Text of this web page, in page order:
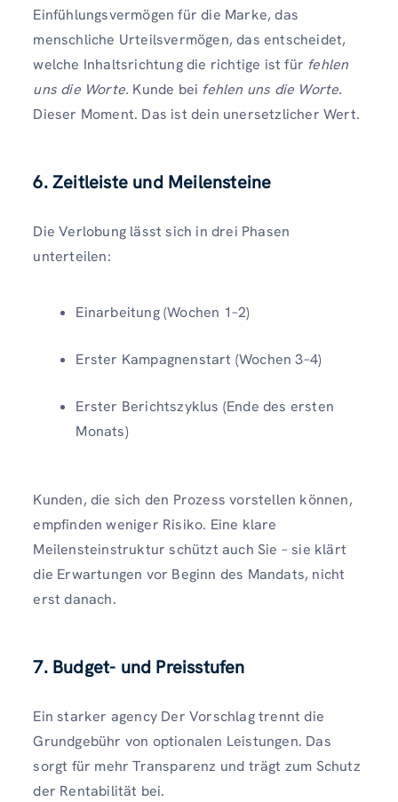
Einfühlungsvermögen für die Marke, das
menschliche Urteilsvermögen, das entscheidet,
welche Inhaltsrichtung die richtige ist für fehlen
uns die Worte. Kunde bei fehlen uns die Worte.
Dieser Moment. Das ist dein unersetzlicher Wert.
6. Zeitleiste und Meilensteine
Die Verlobung lässt sich in drei Phasen
unterteilen:
Einarbeitung (Wochen 1–2)
Erster Kampagnenstart (Wochen 3–4)
Erster Berichtszyklus (Ende des ersten
Monats)
Kunden, die sich den Prozess vorstellen können,
empfinden weniger Risiko. Eine klare
Meilensteinstruktur schützt auch Sie – sie klärt
die Erwartungen vor Beginn des Mandats, nicht
erst danach.
7. Budget- und Preisstufen
Ein starker agency Der Vorschlag trennt die
Grundgebühr von optionalen Leistungen. Das
sorgt für mehr Transparenz und trägt zum Schutz
der Rentabilität bei.